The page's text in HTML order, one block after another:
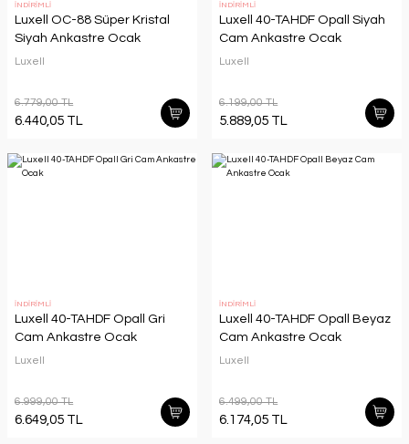
İNDİRİMLİ
Luxell OC-88 Süper Kristal
Siyah Ankastre Ocak
Luxell
6.779,00 TL
6.440,05 TL
İNDİRİMLİ
Luxell 40-TAHDF Opall Siyah
Cam Ankastre Ocak
Luxell
6.199,00 TL
5.889,05 TL
İNDİRİMLİ
Luxell 40-TAHDF Opall Gri
Cam Ankastre Ocak
Luxell
6.999,00 TL
6.649,05 TL
İNDİRİMLİ
Luxell 40-TAHDF Opall Beyaz
Cam Ankastre Ocak
Luxell
6.499,00 TL
6.174,05 TL